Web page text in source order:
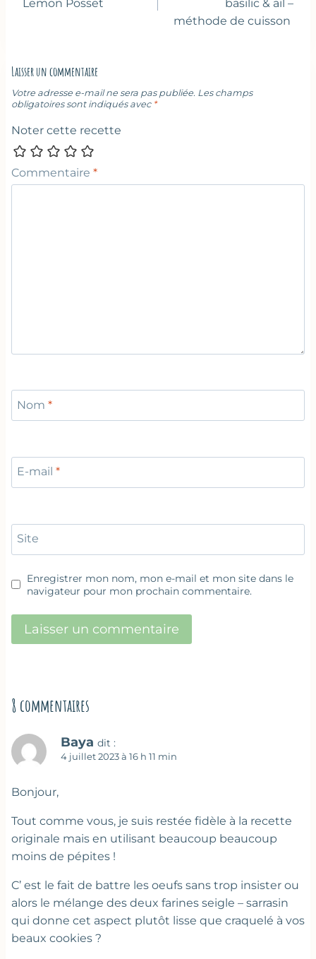
l’article
Lemon Posset
basilic & ail –
méthode de cuisson
Laisser un commentaire
Votre adresse e-mail ne sera pas publiée. Les champs
obligatoires sont indiqués avec *
Noter cette recette
Commentaire *
Nom *
E-mail *
Site
Enregistrer mon nom, mon e-mail et mon site dans le
navigateur pour mon prochain commentaire.
8 commentaires
Baya dit :
4 juillet 2023 à 16 h 11 min
Bonjour,
Tout comme vous, je suis restée fidèle à la recette
originale mais en utilisant beaucoup beaucoup
moins de pépites !
C’ est le fait de battre les oeufs sans trop insister ou
alors le mélange des deux farines seigle – sarrasin
qui donne cet aspect plutôt lisse que craquelé à vos
beaux cookies ?